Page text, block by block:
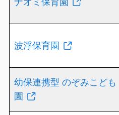
ナオミ保育園
波浮保育園
幼保連携型 のぞみこども
園